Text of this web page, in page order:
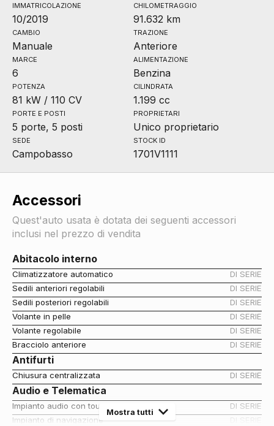
IMMATRICOLAZIONE
10/2019
CHILOMETRAGGIO
91.632 km
CAMBIO
Manuale
TRAZIONE
Anteriore
MARCE
6
ALIMENTAZIONE
Benzina
POTENZA
81 kW / 110 CV
CILINDRATA
1.199 cc
PORTE E POSTI
5 porte, 5 posti
PROPRIETARI
Unico proprietario
SEDE
Campobasso
STOCK ID
1701V1111
Accessori
Quest'auto usata è dotata dei seguenti accessori
inclusi nel prezzo di vendita
Abitacolo interno
Climatizzatore automatico
DI SERIE
Sedili anteriori regolabili
DI SERIE
Sedili posteriori regolabili
DI SERIE
Volante in pelle
DI SERIE
Volante regolabile
DI SERIE
Bracciolo anteriore
DI SERIE
Antifurti
Chiusura centralizzata DI SERIE
Audio e Telematica
Impianto audio con touchscreen
DI SERIE
Impianto di navigazione
Mostra tutti